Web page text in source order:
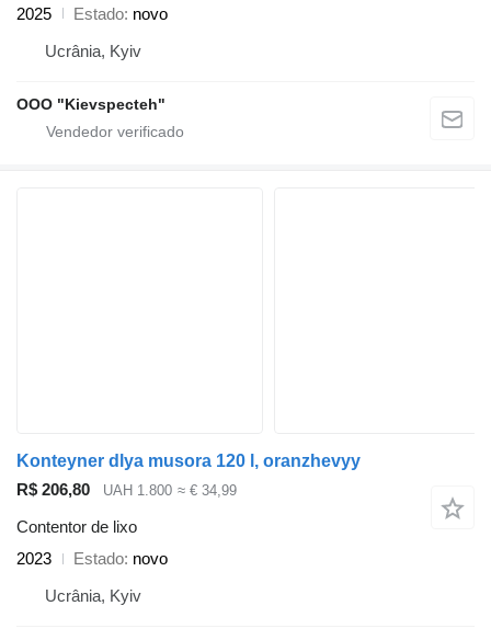
2025
Estado novo
Ucrânia, Kyiv
OOO "Kievspecteh"
Konteyner dlya musora 120 l, oranzhevyy
R$ 206,80
UAH 1.800 ≈ € 34,99
Contentor de lixo
2023
Estado novo
Ucrânia, Kyiv